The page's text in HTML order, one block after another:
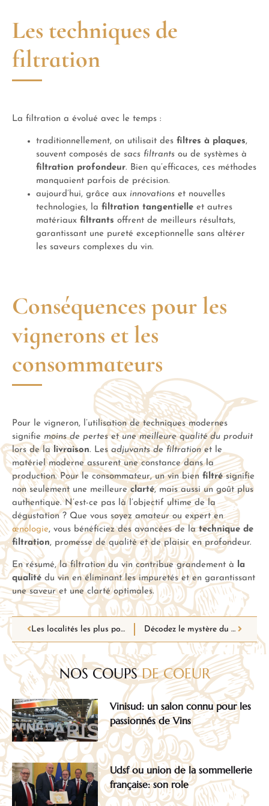
Les techniques de
filtration
La filtration a évolué avec le temps :
traditionnellement, on utilisait des filtres à plaques,
souvent composés de sacs filtrants ou de systèmes à
filtration profondeur. Bien qu’efficaces, ces méthodes
manquaient parfois de précision.
aujourd’hui, grâce aux innovations et nouvelles
technologies, la filtration tangentielle et autres
matériaux filtrants offrent de meilleurs résultats,
garantissant une pureté exceptionnelle sans altérer
les saveurs complexes du vin.
Conséquences pour les
vignerons et les
consommateurs
Pour le vigneron, l’utilisation de techniques modernes
signifie moins de pertesetune meilleure qualité du produit
lors de lalivraison. Lesadjuvants de filtrationet le
matériel moderne assurent une constance dans la
production. Pour le consommateur, un vin bien filtrésignifie
non seulement une meilleureclarté, mais aussi un goût plus
authentique. N’est-ce pas là l’objectif ultime de la
dégustation ? Que vous soyez amateur ou expert en
œnologie, vous bénéficiez des avancées de latechnique de
filtration, promesse de qualité et de plaisir en profondeur.
En résumé, la filtration du vin contribue grandement à la
qualité du vin en éliminant les impuretés et en garantissant
une saveur et une clarté optimales.
Les localités les plus populaires pour les vins de savoie Décodez le mystère du vin : devenez un expert en choisissant la bonne bouteille
NOS COUPSDE COEUR
Vinisud: un salon connu pour les
passionnés de Vins
Udsf ou union de la sommellerie
française: son role